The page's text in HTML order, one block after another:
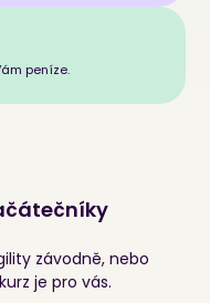
peníze.
závodně, nebo
je pro vás.